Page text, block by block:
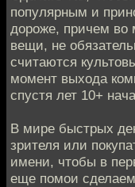
популярным и
дороже, причем во
вещи, не
считаются
момент выхода
спустя лет 10+
В мире быстрых
зрителя или
имени, чтобы в
еще помои